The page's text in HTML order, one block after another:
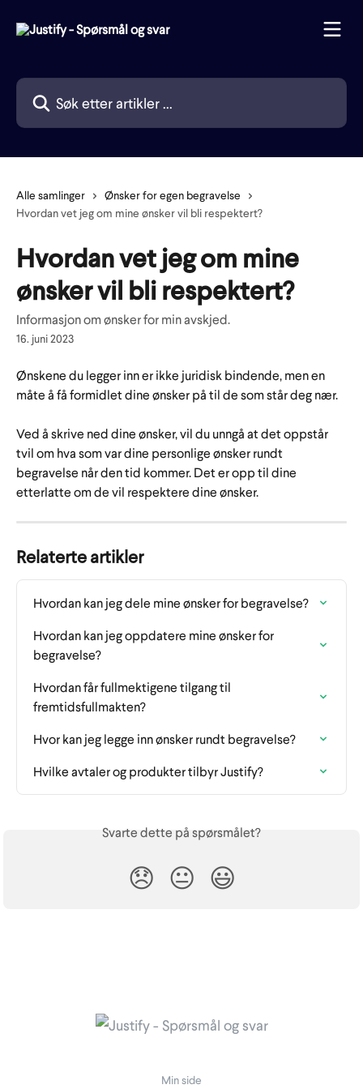
Søk etter artikler ...
Alle samlinger
Ønsker for egen begravelse
Hvordan vet jeg om mine ønsker vil bli respektert?
Hvordan vet jeg om mine
ønsker vil bli respektert?
Informasjon om ønsker for min avskjed.
16. juni 2023
Ønskene du legger inn er ikke juridisk bindende, men en
måte å få formidlet dine ønsker på til de som står deg nær.
Ved å skrive ned dine ønsker, vil du unngå at det oppstår
tvil om hva som var dine personlige ønsker rundt
begravelse når den tid kommer. Det er opp til dine
etterlatte om de vil respektere dine ønsker.
Relaterte artikler
Hvordan kan jeg dele mine ønsker for begravelse?
Hvordan kan jeg oppdatere mine ønsker for
begravelse?
Hvordan får fullmektigene tilgang til
fremtidsfullmakten?
Hvor kan jeg legge inn ønsker rundt begravelse?
Hvilke avtaler og produkter tilbyr Justify?
Svarte dette på spørsmålet?
😞 😐 😃
Min side